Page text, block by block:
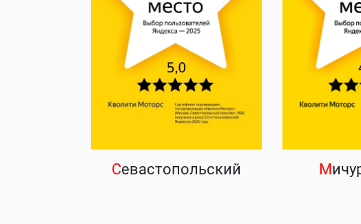
Севастопольский М